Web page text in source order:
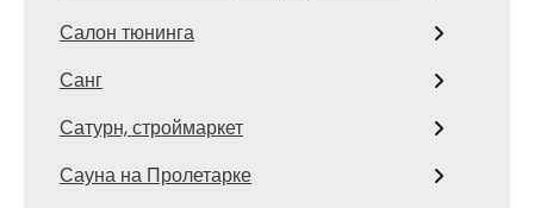
Салон тюнинга
Санг
Сатурн, строймаркет
Сауна на Пролетарке